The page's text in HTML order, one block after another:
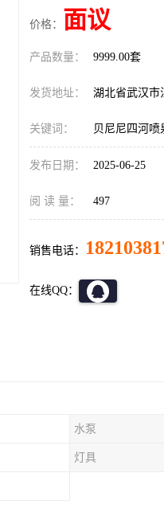
价格： 面议
产品数量： 9999.00套
发货地址： 湖北省武汉市
关键词： 贝尼尼四河喷
发布日期： 2025-06-25
阅 读 量： 497
销售电话：
在线QQ：
水泵
灯具